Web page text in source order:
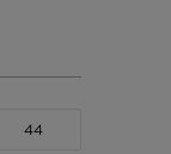
44